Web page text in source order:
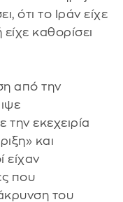
ότι το Ιράν είχε
καθορίσει
από την
την εκεχειρία
και
είχαν
που
του